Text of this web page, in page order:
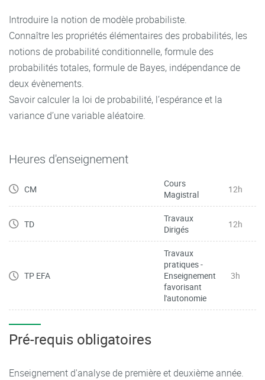
Introduire la notion de modèle probabiliste.
Connaître les propriétés élémentaires des probabilités, les
notions de probabilité conditionnelle, formule des
probabilités totales, formule de Bayes, indépendance de
deux évènements.
Savoir calculer la loi de probabilité, l’espérance et la
variance d’une variable aléatoire.
Heures d'enseignement
CM
Cours
Magistral
12h
TD
Travaux
Dirigés
12h
TP EFA
Travaux
pratiques -
Enseignement
favorisant
l'autonomie
3h
Pré-requis obligatoires
Enseignement d'analyse de première et deuxième année.